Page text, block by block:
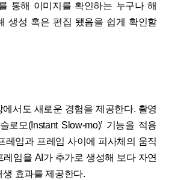
통해 이미지를 확인하는 누구나 해
생성 혹은 편집 됐음을 쉽게 확인할
서도 새로운 경험을 제공한다. 촬영
로모(Instant Slow-mo)’ 기능을 적용
레임과 프레임 사이에 피사체의 움직
임을 AI가 추가로 생성해 보다 자연
효과를 제공한다.